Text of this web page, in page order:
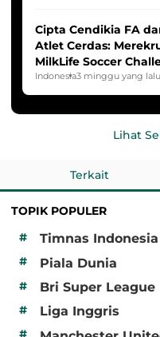
Cipta Cendikia FA
Atlet Cerdas:
MilkLife Soccer
HYDROPLUS Soccer
Indonesia3 minggu yang lalu
Lihat
Terkait
TOPIK POPULER
#
Timnas Indonesia
# Piala Dunia
# Bri Super League
# Liga Inggris
#